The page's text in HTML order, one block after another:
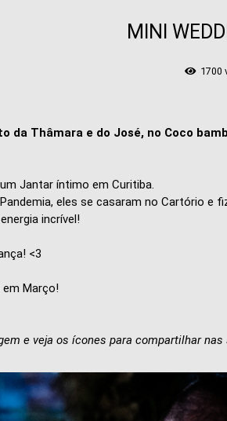
MINI
1700
da Thâmara e do José, no Coco
Jantar íntimo em Curitiba.
eles se casaram no Cartório e
incrível!
<3
em Março!
e veja os ícones para compartilhar